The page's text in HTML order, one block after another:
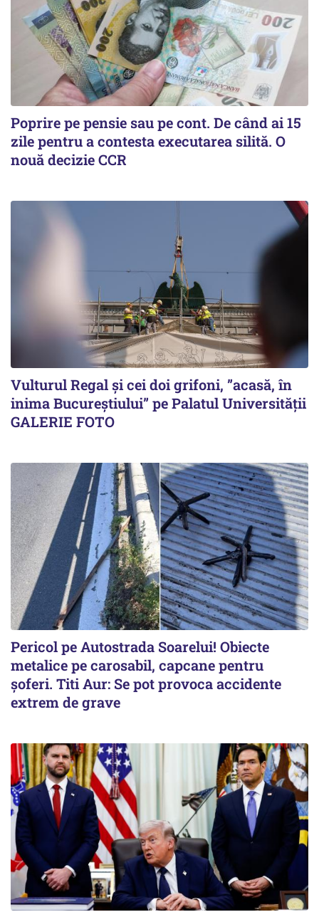
Poprire pe pensie sau pe cont. De când ai 15
zile pentru a contesta executarea silită. O
nouă decizie CCR
Vulturul Regal și cei doi grifoni, ”acasă, în
inima Bucureștiului” pe Palatul Universității
GALERIE FOTO
Pericol pe Autostrada Soarelui! Obiecte
metalice pe carosabil, capcane pentru
șoferi. Titi Aur: Se pot provoca accidente
extrem de grave